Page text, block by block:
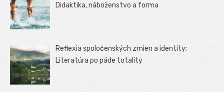
Didaktika, náboženstvo a forma
Reflexia spoločenských zmien a identity:
Literatúra po páde totality